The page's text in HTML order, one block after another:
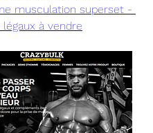
musculation superset -
à vendre